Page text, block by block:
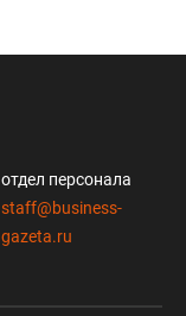
отдел персонала
staff@business-
gazeta.ru